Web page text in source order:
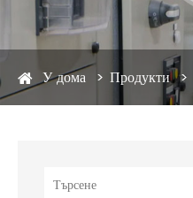
У дома Продукти